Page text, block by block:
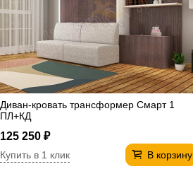
Диван-кровать трансформер Смарт 1
ПЛ+КД
125 250 ₽
В корзину
Купить в 1 клик